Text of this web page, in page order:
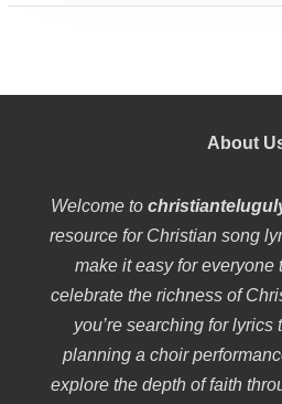
About
Welcome to
resource for Christian song
make it easy for everyone
celebrate the richness of
you’re searching for lyrics
planning a choir
explore the depth of faith